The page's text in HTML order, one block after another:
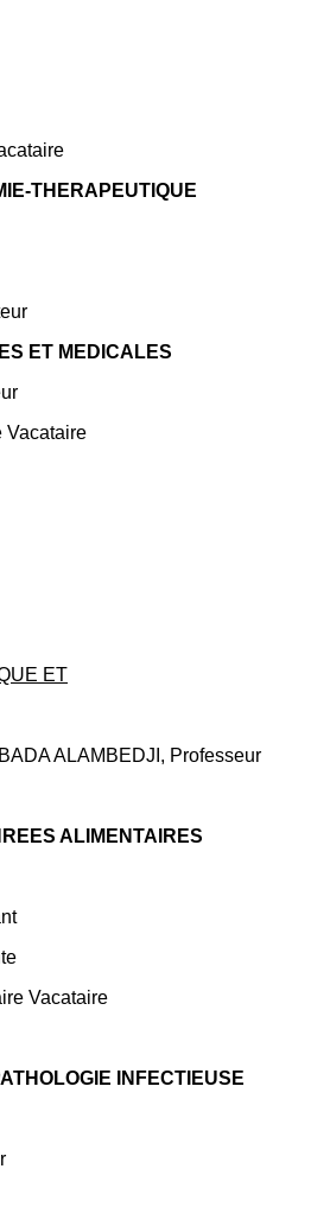
THERAPEUTIQUE
ET MEDICALES
Vacataire
ET
ALAMBEDJI, Professeur
ALIMENTAIRES
Vacataire
INFECTIEUSE